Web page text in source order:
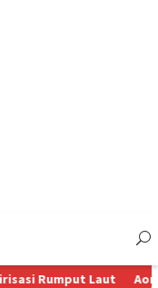
Laut Aon